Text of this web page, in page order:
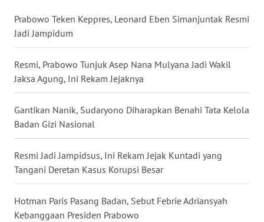
Prabowo Teken Keppres, Leonard Eben Simanjuntak Resmi
Jadi Jampidum
Resmi, Prabowo Tunjuk Asep Nana Mulyana Jadi Wakil
Jaksa Agung, Ini Rekam Jejaknya
Gantikan Nanik, Sudaryono Diharapkan Benahi Tata Kelola
Badan Gizi Nasional
Resmi Jadi Jampidsus, Ini Rekam Jejak Kuntadi yang
Tangani Deretan Kasus Korupsi Besar
Hotman Paris Pasang Badan, Sebut Febrie Adriansyah
Kebanggaan Presiden Prabowo
JOGJA
JATIM
BALI
KALBAR